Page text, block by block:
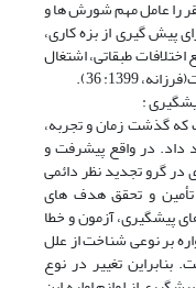
را عامل مهم شورش ها و
پیش گیرى از بزه کارى،
طبقاتى، اشتغال
1399: 36).
که گذشت زمان و تجربه،
داد. در واقع پیشرفت و
گرو تجدید نظر دائمی
و تحقق هدف های
پیشگیری، آزمون و خطا
بر نوعی شناخت از علل
بنابراین تغییر در نوع